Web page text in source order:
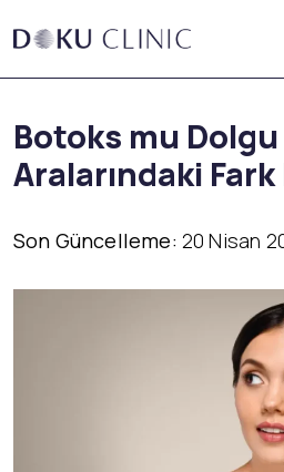
Botoks mu
Aralarındaki
Son Güncelleme: 20 Nisan